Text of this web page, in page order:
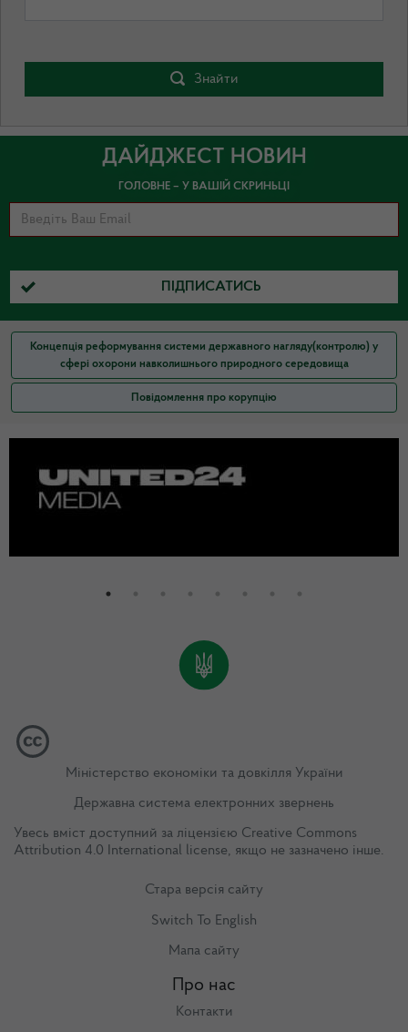
Знайти
ДАЙДЖЕСТ НОВИН
ГОЛОВНЕ – У ВАШІЙ СКРИНЬЦІ
ПІДПИСАТИСЬ
Концепція реформування системи державного нагляду(контролю) у
сфері охорони навколишнього природного середовища
Повідомлення про корупцію
Міністерство економіки та довкілля України
Державна система електронних звернень
Увесь вміст доступний за ліцензією Creative Commons
Attribution 4.0 International license, якщо не зазначено інше.
Стара версія сайту
Switch To English
Мапа сайту
Про нас
Контакти